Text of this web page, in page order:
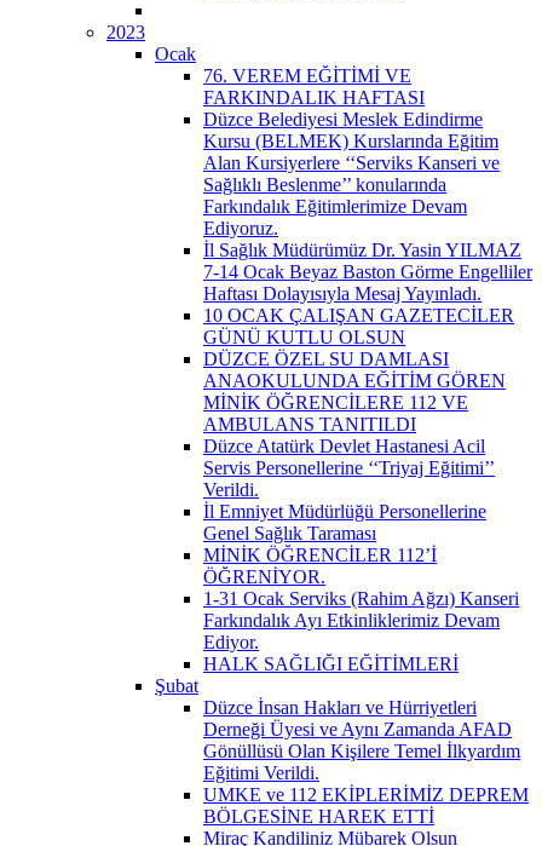
2023
Ocak
76. VEREM EĞİTİMİ VE
FARKINDALIK HAFTASI
Düzce Belediyesi Meslek Edindirme
Kursu (BELMEK) Kurslarında Eğitim
Alan Kursiyerlere ‘‘Serviks Kanseri ve
Sağlıklı Beslenme’’ konularında
Farkındalık Eğitimlerimize Devam
Ediyoruz.
İl Sağlık Müdürümüz Dr. Yasin YILMAZ
7-14 Ocak Beyaz Baston Görme Engelliler
Haftası Dolayısıyla Mesaj Yayınladı.
10 OCAK ÇALIŞAN GAZETECİLER
GÜNÜ KUTLU OLSUN
DÜZCE ÖZEL SU DAMLASI
ANAOKULUNDA EĞİTİM GÖREN
MİNİK ÖĞRENCİLERE 112 VE
AMBULANS TANITILDI
Düzce Atatürk Devlet Hastanesi Acil
Servis Personellerine ‘‘Triyaj Eğitimi’’
Verildi.
İl Emniyet Müdürlüğü Personellerine
Genel Sağlık Taraması
MİNİK ÖĞRENCİLER 112’İ
ÖĞRENİYOR.
1-31 Ocak Serviks (Rahim Ağzı) Kanseri
Farkındalık Ayı Etkinliklerimiz Devam
Ediyor.
HALK SAĞLIĞI EĞİTİMLERİ
Şubat
Düzce İnsan Hakları ve Hürriyetleri
Derneği Üyesi ve Aynı Zamanda AFAD
Gönüllüsü Olan Kişilere Temel İlkyardım
Eğitimi Verildi.
UMKE ve 112 EKİPLERİMİZ DEPREM
BÖLGESİNE HAREK ETTİ
Miraç Kandiliniz Mübarek Olsun